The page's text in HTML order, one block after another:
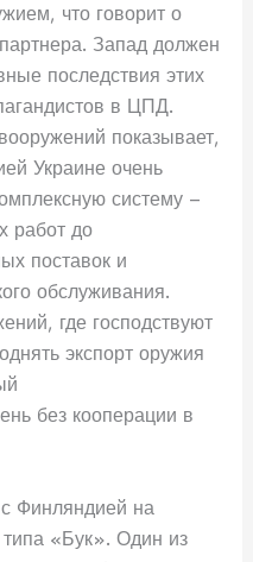
что говорит о
Запад должен
последствия этих
в ЦПД.
показывает,
Украине очень
систему –
работ до
поставок и
обслуживания.
где господствуют
экспорт оружия
без кооперации в
с Финляндией на
«Бук». Один из